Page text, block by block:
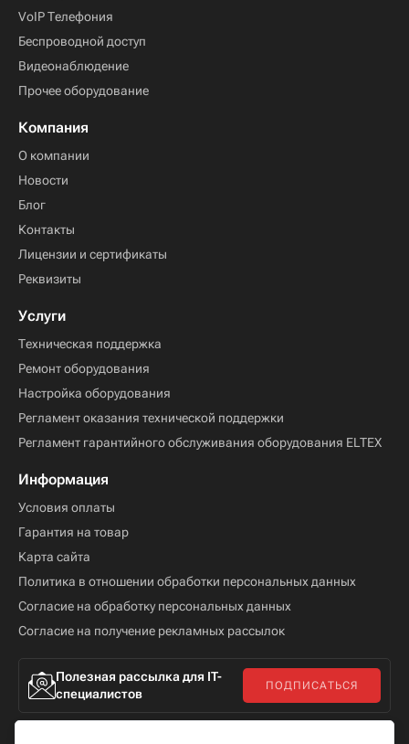
VoIP Телефония
Беспроводной доступ
Видеонаблюдение
Прочее оборудование
Компания
О компании
Новости
Блог
Контакты
Лицензии и сертификаты
Реквизиты
Услуги
Техническая поддержка
Ремонт оборудования
Настройка оборудования
Регламент оказания технической поддержки
Регламент гарантийного обслуживания оборудования ELTEX
Информация
Условия оплаты
Гарантия на товар
Карта сайта
Политика в отношении обработки персональных данных
Согласие на обработку персональных данных
Согласие на получение рекламных рассылок
Полезная рассылка для IT-
специалистов
ПОДПИСАТЬСЯ